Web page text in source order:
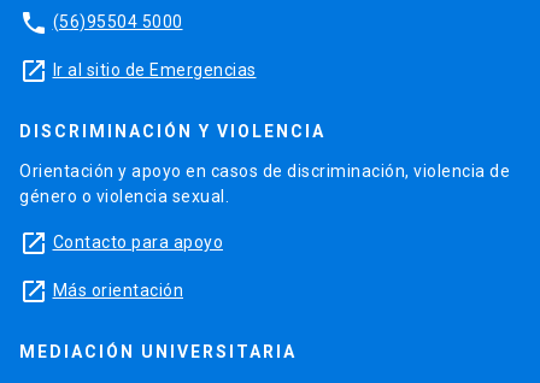
phone (56)95504 5000
launch Ir al sitio de Emergencias
DISCRIMINACIÓN Y VIOLENCIA
Orientación y apoyo en casos de discriminación, violencia de
género o violencia sexual.
launch Contacto para apoyo
launch Más orientación
MEDIACIÓN UNIVERSITARIA